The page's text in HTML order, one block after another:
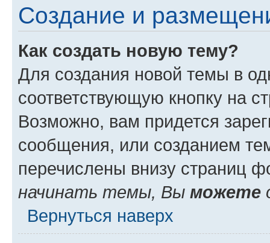
Создание и
Как создать новую тему?
Для создания новой темы в
соответствующую кнопку на
Возможно, вам придется
сообщения, или созданием
перечислены внизу страниц
начинать темы, Вы можете
Вернуться наверх